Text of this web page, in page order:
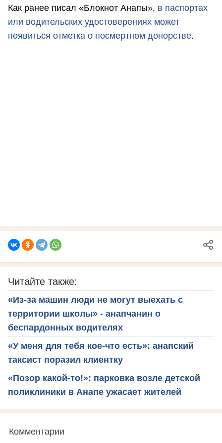
Как ранее писал «Блокнот Анапы», в паспортах
или водительских удостоверениях может
появиться отметка о посмертном донорстве.
Читайте также:
«Из-за машин люди не могут выехать с
территории школы» - анапчанин о
беспардонных водителях
«У меня для тебя кое-что есть»: анапский
таксист поразил клиентку
«Позор какой-то!»: парковка возле детской
поликлиники в Анапе ужасает жителей
Комментарии